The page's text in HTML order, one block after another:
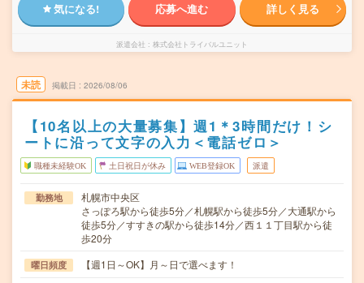
気になる! 応募へ進む 詳しく見る
派遣会社 株式会社トライバルユニット
未読 掲載日 2026/08/06
【10名以上の大量募集】週1＊3時間だけ！シ
ートに沿って文字の入力＜電話ゼロ＞
職種未経験OK 土日祝日が休み WEB登録OK 派遣
勤務地
札幌市中央区
さっぽろ駅から徒歩5分／札幌駅から徒歩5分／大通駅から
徒歩5分／すすきの駅から徒歩14分／西１１丁目駅から徒
歩20分
曜日頻度 【週1日～OK】月～日で選べます！